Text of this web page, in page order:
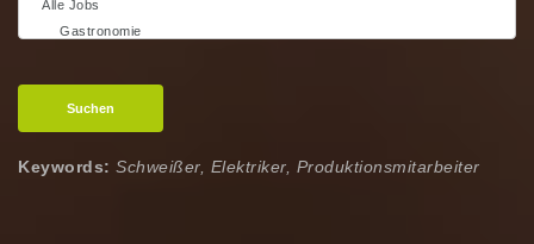
Suchen
Keywords: Schweißer, Elektriker, Produktionsmitarbeiter